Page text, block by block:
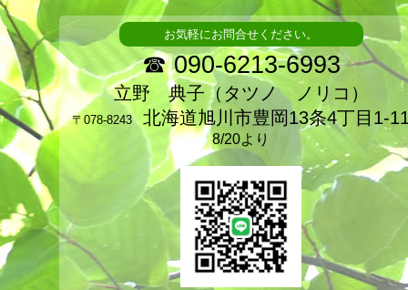
お気軽にお問合せください。
☎ 090-6213-6993
立野 典子（タツノ ノリコ）
〒078-8243北海道旭川市豊岡13条4丁目1-
8/20より